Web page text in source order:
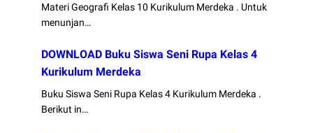
Materi Geografi Kelas 10 Kurikulum Merdeka . Untuk
menunjan…
DOWNLOAD Buku Siswa Seni Rupa Kelas 4
Kurikulum Merdeka
Buku Siswa Seni Rupa Kelas 4 Kurikulum Merdeka .
Berikut in…